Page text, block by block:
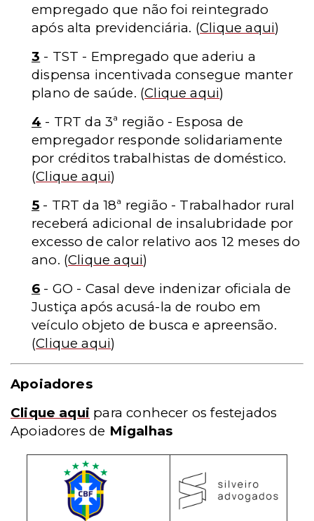
empregado que não foi reintegrado
após alta previdenciária. (Clique aqui)
3 - TST - Empregado que aderiu a
dispensa incentivada consegue manter
plano de saúde. (Clique aqui)
4 - TRT da 3ª região - Esposa de
empregador responde solidariamente
por créditos trabalhistas de doméstico.
(Clique aqui)
5 - TRT da 18ª região - Trabalhador rural
receberá adicional de insalubridade por
excesso de calor relativo aos 12 meses do
ano. (Clique aqui)
6 - GO - Casal deve indenizar oficiala de
Justiça após acusá-la de roubo em
veículo objeto de busca e apreensão.
(Clique aqui)
Apoiadores
Clique aqui para conhecer os festejados
Apoiadores de Migalhas